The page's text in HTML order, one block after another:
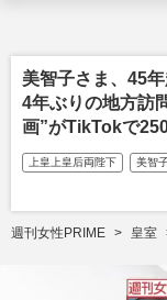
美智子さま、45
4年ぶりの地方訪
画”がTikTokで
上皇上皇后両陛下 美智
週刊女性PRIME 皇室